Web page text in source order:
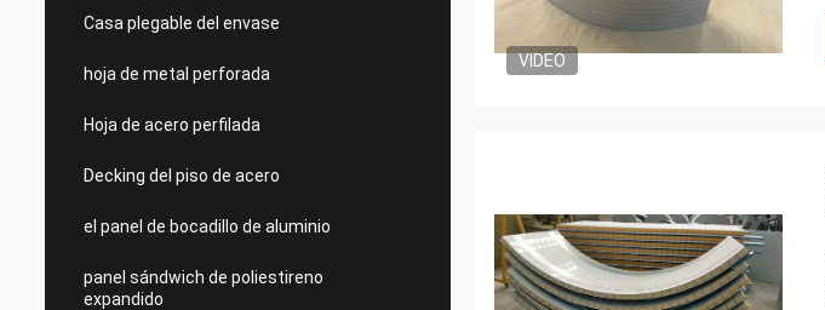
Casa plegable del envase
hoja de metal perforada
Hoja de acero perfilada
Decking del piso de acero
el panel de bocadillo de aluminio
panel sándwich de poliestireno
expandido
VIDEO